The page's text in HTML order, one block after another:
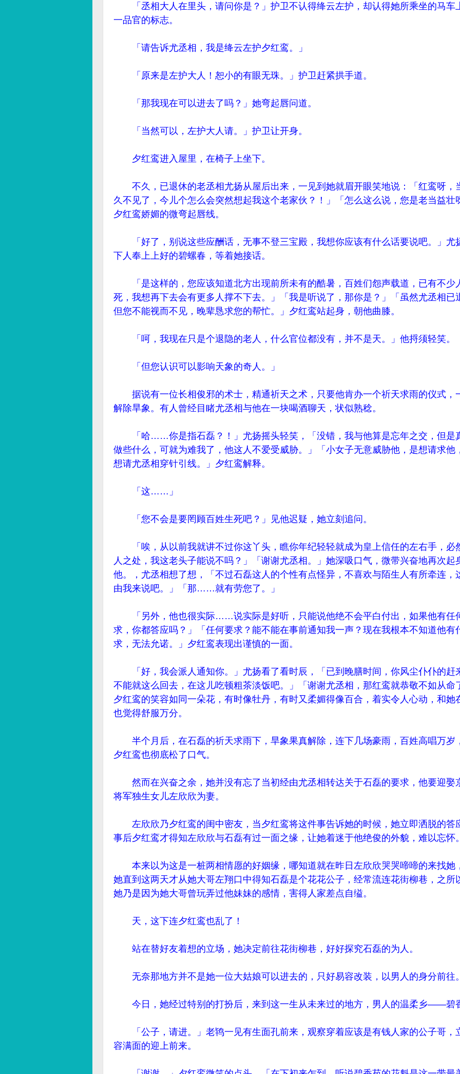
「丞相大人在里头，请问你是？」护卫不认得绛云左护，却认得她所乘坐的马车
一品官的标志。
「请告诉尤丞相，我是绛云左护夕红鸾。」
「原来是左护大人！恕小的有眼无珠。」护卫赶紧拱手道。
「那我现在可以进去了吗？」她弯起唇问道。
「当然可以，左护大人请。」护卫让开身。
夕红鸾进入屋里，在椅子上坐下。
不久，已退休的老丞相尤扬从屋后出来，一见到她就眉开眼笑地说：「红鸾呀，
久不见了，今儿个怎么会突然想起我这个老家伙？！」「怎么这么说，您是老当益壮
夕红鸾娇媚的微弯起唇线。
「好了，别说这些应酬话，无事不登三宝殿，我想你应该有什么话要说吧。」尤
下人奉上上好的碧螺春，等着她接话。
「是这样的，您应该知道北方出现前所未有的酷暑，百姓们怨声载道，已有不少
死，我想再下去会有更多人撑不下去。」「我是听说了，那你是？」「虽然尤丞相已
但您不能视而不见，晚辈恳求您的帮忙。」夕红鸾站起身，朝他曲膝。
「呵，我现在只是个退隐的老人，什么官位都没有，并不是天。」他捋须轻笑。
「但您认识可以影响天象的奇人。」
据说有一位长相俊邪的术士，精通祈天之术，只要他肯办一个祈天求雨的仪式，
解除旱象。有人曾经目睹尤丞相与他在一块喝酒聊天，状似熟稔。
「哈……你是指石磊？！」尤扬摇头轻笑，「没错，我与他算是忘年之交，但是
做些什么，可就为难我了，他这人不爱受威胁。」「小女子无意威胁他，是想请求他
想请尤丞相穿针引线。」夕红鸾解释。
「这……」
「您不会是要罔顾百姓生死吧？」见他迟疑，她立刻追问。
「唉，从以前我就讲不过你这丫头，瞧你年纪轻轻就成为皇上信任的左右手，必
人之处，我这老头子能说不吗？」「谢谢尤丞相。」她深吸口气，微带兴奋地再次起
他。，尤丞相想了想，「不过石磊这人的个性有点怪异，不喜欢与陌生人有所牵连，
由我来说吧。」「那……就有劳您了。」
「另外，他也很实际……说实际是好听，只能说他绝不会平白付出，如果他有任
求，你都答应吗？」「任何要求？能不能在事前通知我一声？现在我根本不知道他有
求，无法允诺。」夕红鸾表现出谨慎的一面。
「好，我会派人通知你。」尤扬看了看时辰，「已到晚膳时间，你风尘仆仆的赶
不能就这么回去，在这儿吃顿粗茶淡饭吧。」「谢谢尤丞相，那红鸾就恭敬不如从命
夕红鸾的笑容如同一朵花，有时像牡丹，有时又柔媚得像百合，着实令人心动，和她
也觉得舒服万分。
半个月后，在石磊的祈天求雨下，旱象果真解除，连下几场豪雨，百姓高唱万岁
夕红鸾也彻底松了口气。
然而在兴奋之余，她并没有忘了当初经由尤丞相转达关于石磊的要求，他要迎娶
将军独生女儿左欣欣为妻。
左欣欣乃夕红鸾的闺中密友，当夕红鸾将这件事告诉她的时候，她立即洒脱的答
事后夕红鸾才得知左欣欣与石磊有过一面之缘，让她着迷于他绝俊的外貌，难以忘怀
本来以为这是一桩两相情愿的好姻缘，哪知道就在昨日左欣欣哭哭啼啼的来找她
她直到这两天才从她大哥左翔口中得知石磊是个花花公子，经常流连花街柳巷，之所
她乃是因为她大哥曾玩弄过他妹妹的感情，害得人家差点自缢。
天，这下连夕红鸾也乱了！
站在替好友着想的立场，她决定前往花街柳巷，好好探究石磊的为人。
无奈那地方并不是她一位大姑娘可以进去的，只好易容改装，以男人的身分前往
今日，她经过特别的打扮后，来到这一生从未来过的地方，男人的温柔乡——碧
「公子，请进。」老鸨一见有生面孔前来，观察穿着应该是有钱人家的公子哥，
容满面的迎上前来。